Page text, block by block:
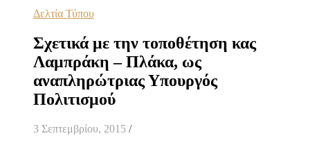
Δελτία Τύπου
Σχετικά με την τοποθέτηση κας
Λαμπράκη – Πλάκα, ως
αναπληρώτριας Υπουργός
Πολιτισμού
3 Σεπτεμβρίου, 2015 /